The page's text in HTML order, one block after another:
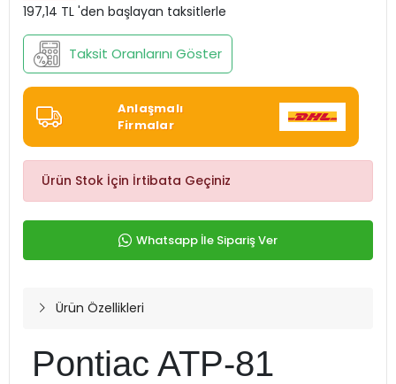
197,14 TL 'den başlayan taksitlerle
Taksit Oranlarını Göster
Anlaşmalı
Firmalar
Ürün Stok İçin İrtibata Geçiniz
Whatsapp İle Sipariş Ver
Ürün Özellikleri
Pontiac ATP-81